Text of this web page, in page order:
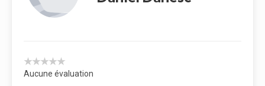
★★★★★
Aucune évaluation